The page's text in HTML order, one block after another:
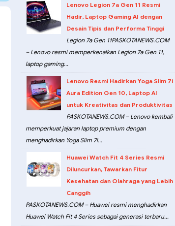
Lenovo Legion 7a Gen 11 Resmi
Hadir, Laptop Gaming AI dengan
Desain Tipis dan Performa Tinggi
Legion 7a Gen 11PASKOTANEWS.COM
– Lenovo resmi memperkenalkan Legion 7a Gen 11,
laptop gaming...
Lenovo Resmi Hadirkan Yoga Slim 7i
Aura Edition Gen 10, Laptop AI
untuk Kreativitas dan Produktivitas
PASKOTANEWS.COM – Lenovo kembali
memperkuat jajaran laptop premium dengan
menghadirkan Yoga Slim 7i...
Huawei Watch Fit 4 Series Resmi
Diluncurkan, Tawarkan Fitur
Kesehatan dan Olahraga yang Lebih
Canggih
PASKOTANEWS.COM – Huawei resmi menghadirkan
Huawei Watch Fit 4 Series sebagai generasi terbaru...